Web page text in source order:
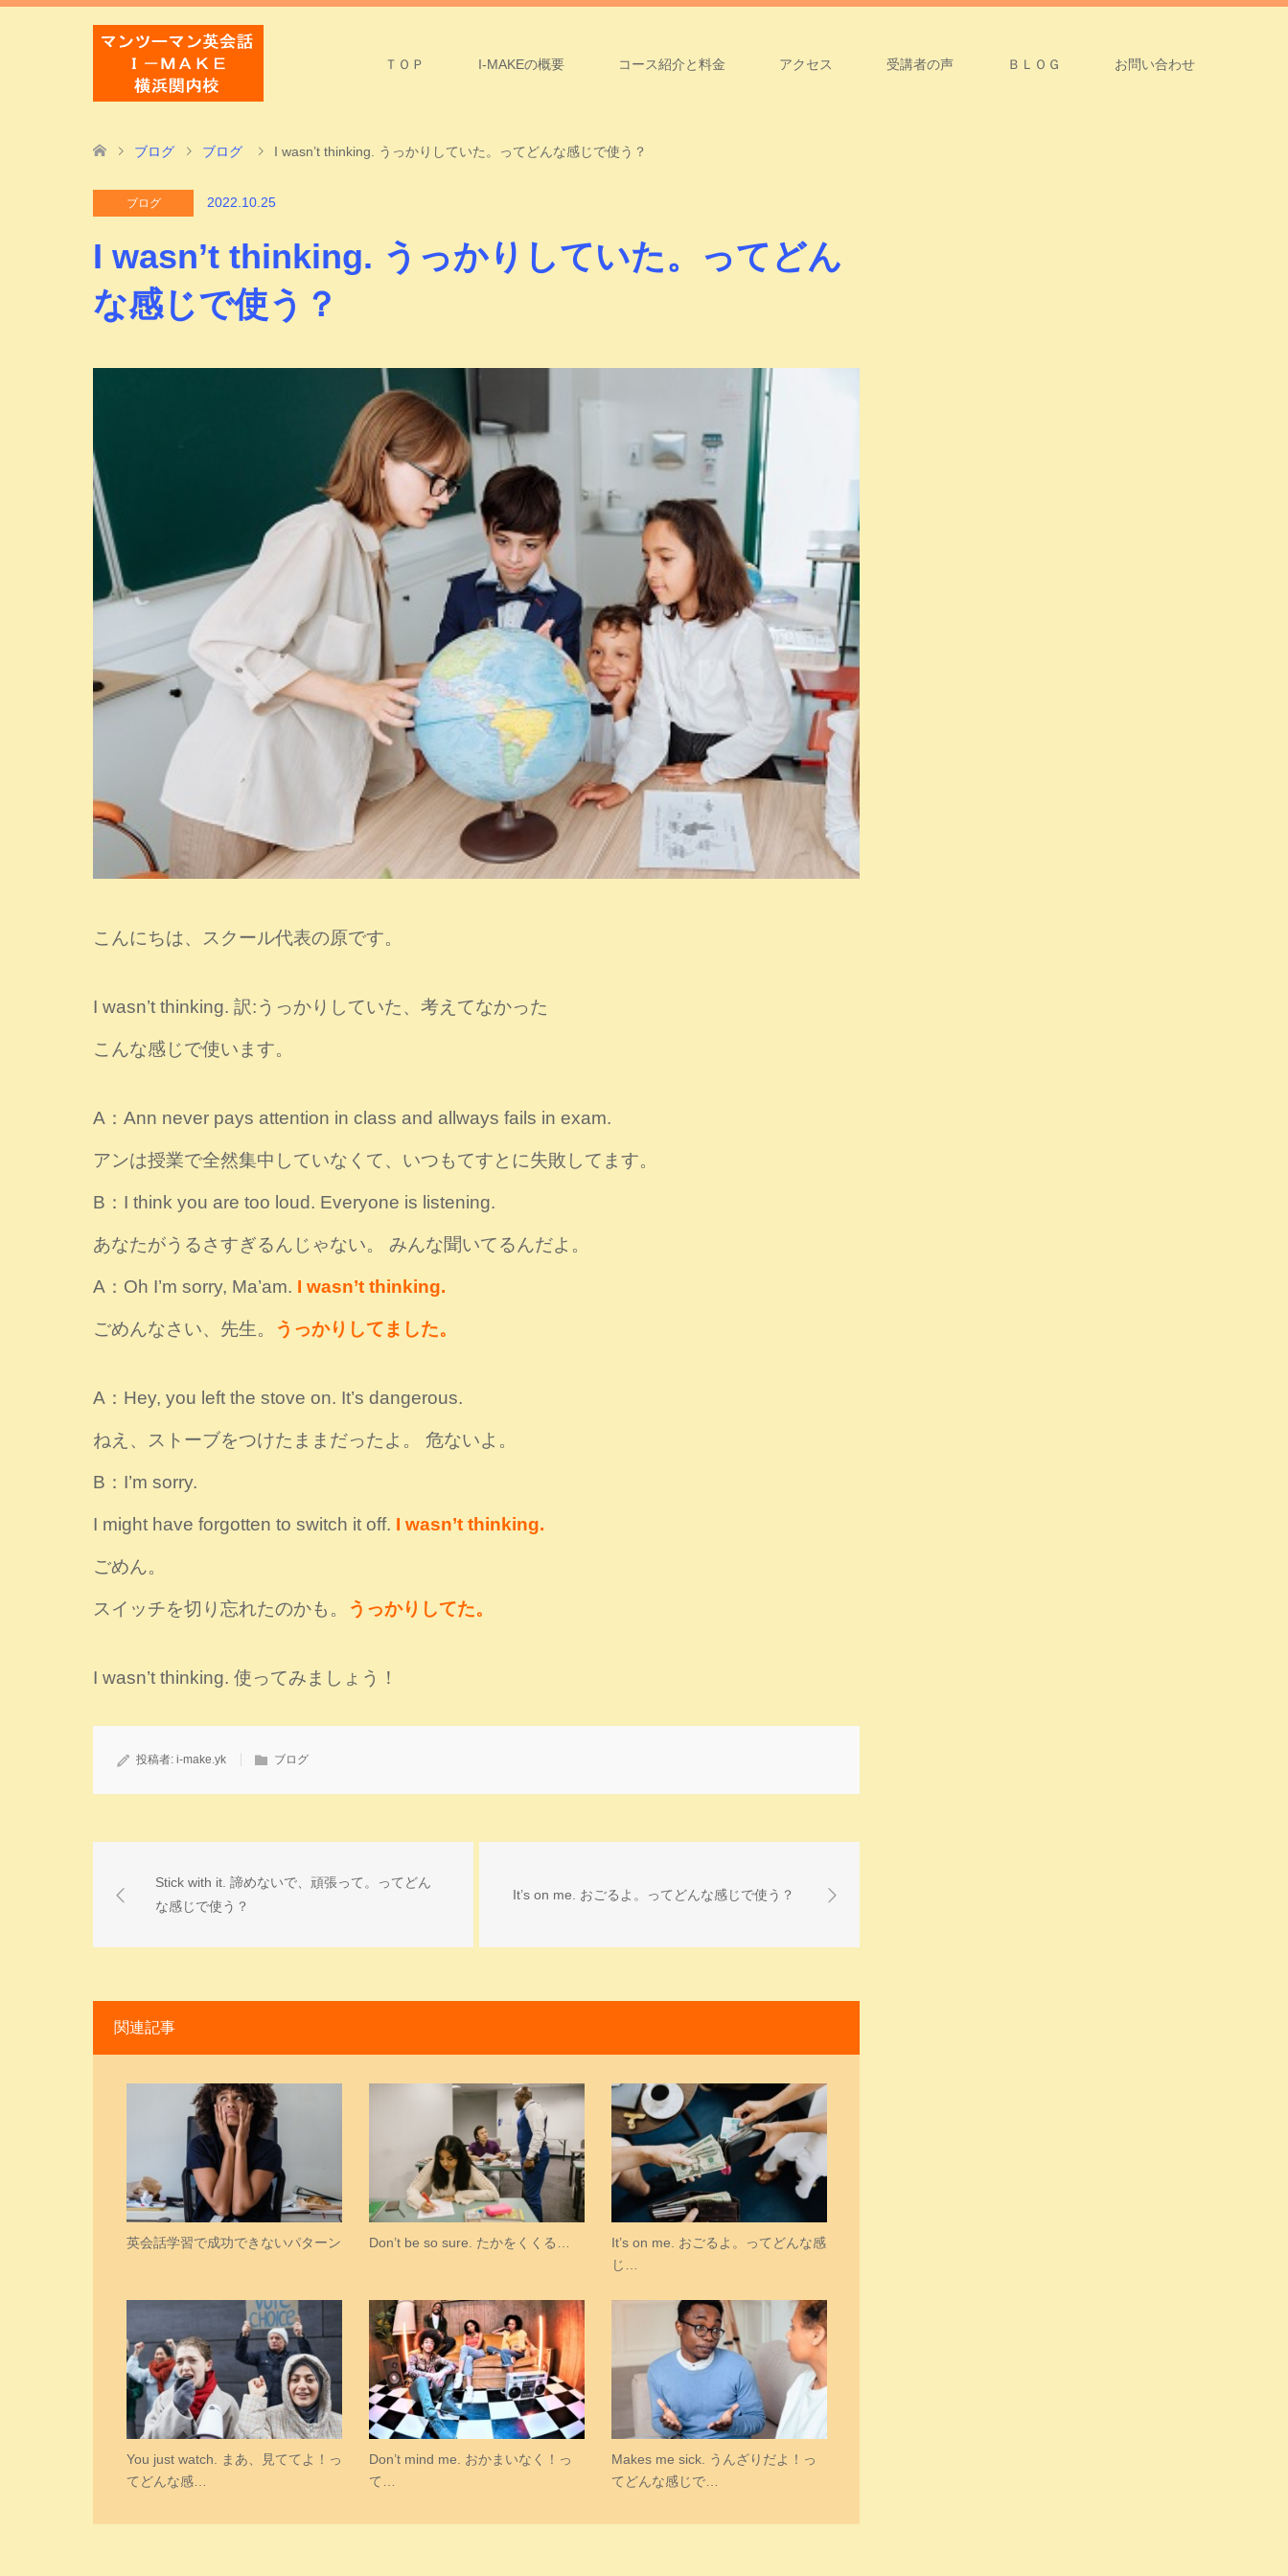
ＴＯＰ I-MAKEの概要 コース紹介と料金 アクセス 受講者の声 ＢＬＯＧ お問い合わせ
ブログ ブログ I wasn’t thinking. うっかりしていた。ってどんな感じで使う？
ブログ 2022.10.25
I wasn’t thinking. うっかりしていた。ってどん
な感じで使う？
こんにちは、スクール代表の原です。
I wasn’t thinking. 訳:うっかりしていた、考えてなかった
こんな感じで使います。
A：Ann never pays attention in class and allways fails in exam.
アンは授業で全然集中していなくて、いつもてすとに失敗してます。
B：I think you are too loud. Everyone is listening.
あなたがうるさすぎるんじゃない。 みんな聞いてるんだよ。
A：Oh I’m sorry, Ma’am. I wasn’t thinking.
ごめんなさい、先生。 うっかりしてました。
A：Hey, you left the stove on. It’s dangerous.
ねえ、ストーブをつけたままだったよ。 危ないよ。
B：I’m sorry.
I might have forgotten to switch it off. I wasn’t thinking.
ごめん。
スイッチを切り忘れたのかも。 うっかりしてた。
I wasn’t thinking. 使ってみましょう！
投稿者: i-make.yk ブログ
Stick with it. 諦めないで、頑張って。ってどん
な感じで使う？
It’s on me. おごるよ。ってどんな感じで使う？
関連記事
英会話学習で成功できないパターン Don’t be so sure. たかをくくる…
It’s on me. おごるよ。ってどんな感
じ…
You just watch. まあ、見ててよ！っ
てどんな感…
Don’t mind me. おかまいなく！っ
て…
Makes me sick. うんざりだよ！っ
てどんな感じで…